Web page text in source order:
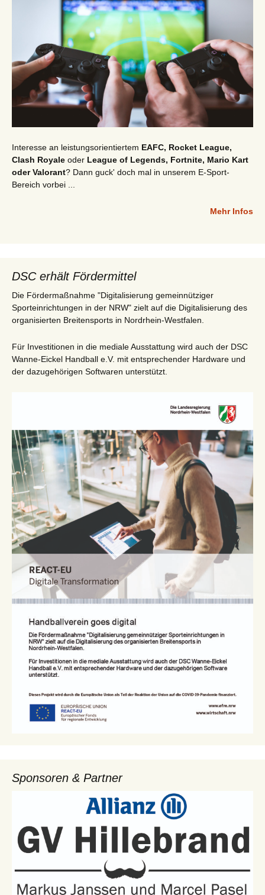
Interesse an leistungsorientiertem EAFC, Rocket League,
Clash Royale oder League of Legends, Fortnite, Mario Kart
oder Valorant? Dann guck' doch mal in unserem E-Sport-
Bereich vorbei ...
Mehr Infos
DSC erhält Fördermittel
Die Fördermaßnahme "Digitalisierung gemeinnütziger
Sporteinrichtungen in der NRW" zielt auf die Digitalisierung des
organisierten Breitensports in Nordrhein-Westfalen.
Für Investitionen in die mediale Ausstattung wird auch der DSC
Wanne-Eickel Handball e.V. mit entsprechender Hardware und
der dazugehörigen Softwaren unterstützt.
Sponsoren & Partner